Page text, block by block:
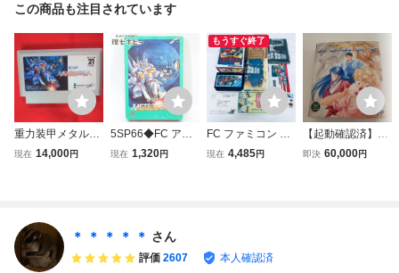
この商品も注目されています
重力装甲メタルス
トーム ファミコン
現在 14,000円
5SP66◆FC アイ
レム 重力装甲メタ
60
現在 1,320円
もうすぐ終了
FC ファミコン 貝
獣物語 ソフト 箱
現在 4,485円
【起動確認済】FC
メタルスレイダー
即決 60,000円
＊ ＊ ＊ ＊ ＊ さん
評価 2607 本人確認済